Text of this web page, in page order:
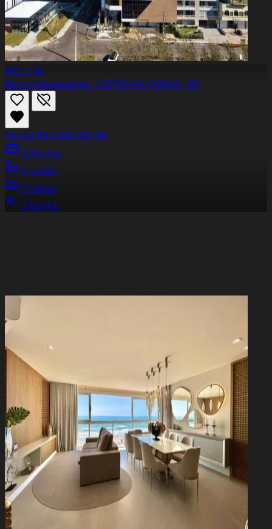
Ref.: 138
Bairro Navegantes , CAPÃO DA CANOA - RS
Venda R$ 5.000.000,00
3 dorms.
1 suítes
2 vagas
2 banhs.